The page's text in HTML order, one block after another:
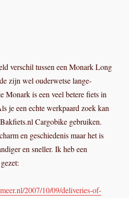
verschil tussen een Monark Long
zijn wel ouderwetse lange-
Monark is een veel betere fiets in
je een echte werkpaard zoek kan
Cargobike gebruiken.
en geschiedenis maar het is
en sneller. Ik heb een
2007/10/09/deliveries-of-